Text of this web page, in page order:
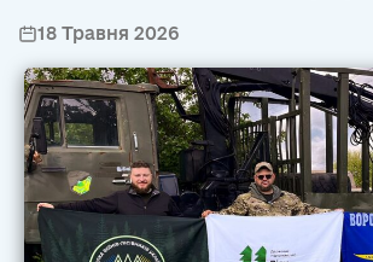
18 Травня 2026